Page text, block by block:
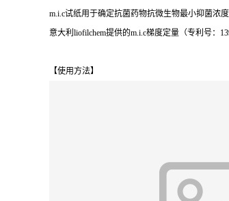
m.i.c试纸用于确定抗菌药物抗微生物最小抑菌浓
意大利liofilchem提供的m.i.c梯度定量（专利号：
【使用方法】